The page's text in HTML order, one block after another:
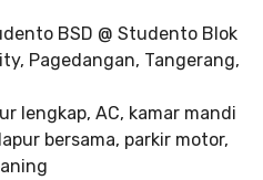
BSD @ Studento Blok
Pagedangan, Tangerang,
lengkap, AC, kamar mandi
bersama, parkir motor,